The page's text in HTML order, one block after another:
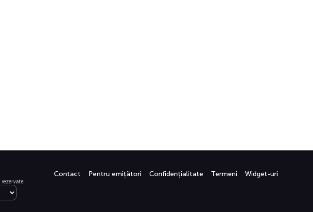
Contact Pentru emițători Confidențialitate Termeni Widget-uri